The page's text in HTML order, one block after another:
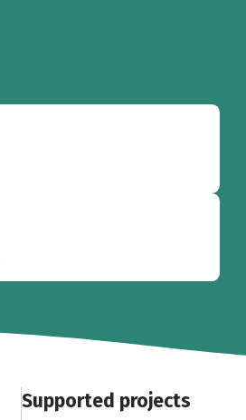
Supported projects